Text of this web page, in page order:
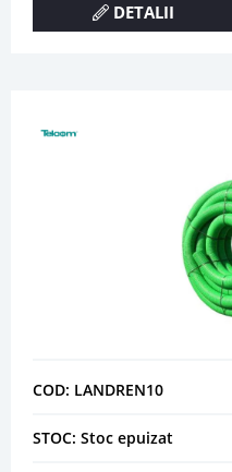
DETALII
COD: LANDREN10
STOC: Stoc epuizat